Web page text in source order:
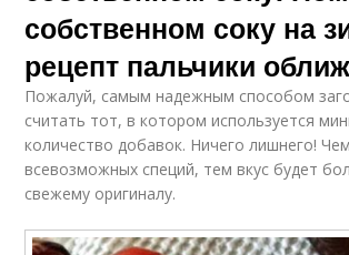
собственном соку на
рецепт пальчики
Пожалуй, самым надежным способом
считать тот, в котором используется
количество добавок. Ничего лишнего!
всевозможных специй, тем вкус будет
свежему оригиналу.